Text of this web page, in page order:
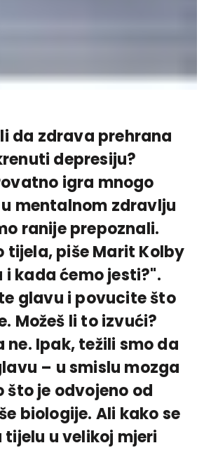
da zdrava prehrana
depresiju?
igra mnogo
mentalnom zdravlju
ranije prepoznali.
tijela, piše Marit Kolby
i kada ćemo jesti?".
glavu i povucite što
Možeš li to izvući?
ne. Ipak, težili smo da
– u smislu mozga
što je odvojeno od
biologije. Ali kako se
tijelu u velikoj mjeri